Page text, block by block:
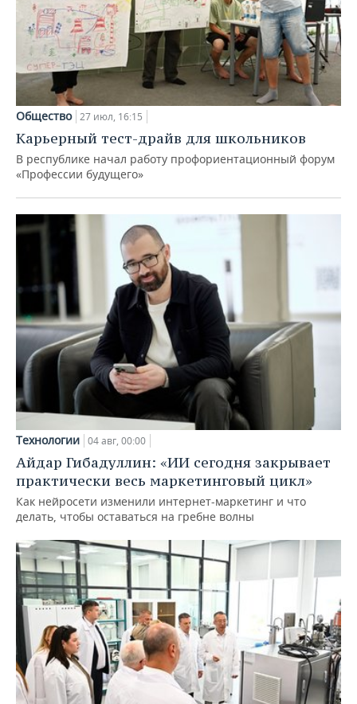
Общество 27 июл, 16:15
Карьерный тест-драйв для школьников
В республике начал работу профориентационный форум
«Профессии будущего»
Технологии 04 авг, 00:00
Айдар Гибадуллин: «ИИ сегодня закрывает
практически весь маркетинговый цикл»
Как нейросети изменили интернет-маркетинг и что
делать, чтобы оставаться на гребне волны